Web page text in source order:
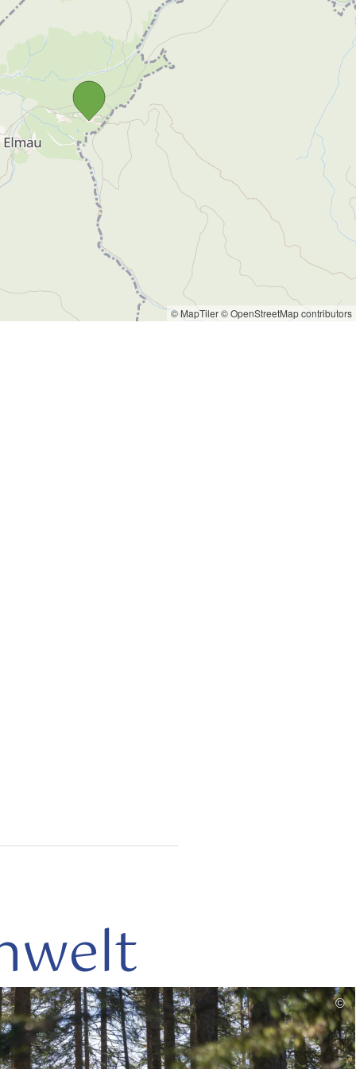
© MapTiler© OpenStreetMap contributors
©
mehr
lesen